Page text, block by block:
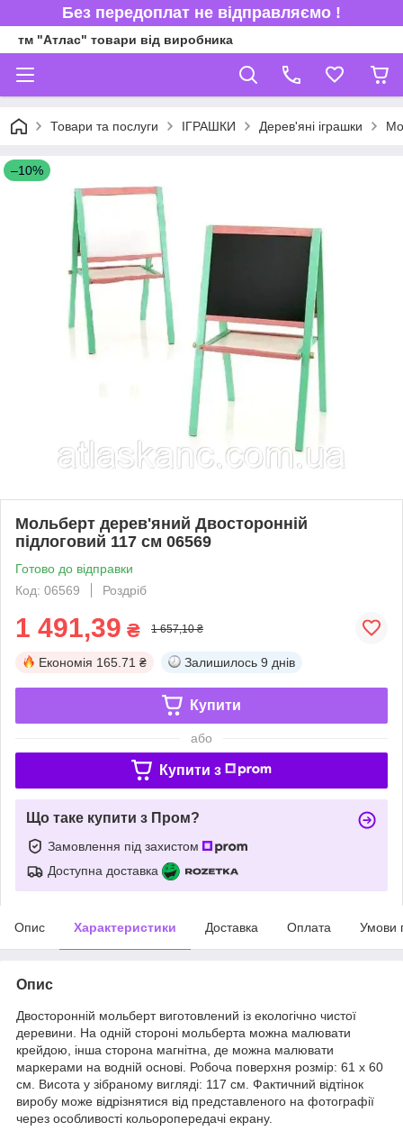
Без передоплат не відправляємо !
тм "Атлас" товари від виробника
Товари та послуги ІГРАШКИ Дерев'яні іграшки
–10%
Мольберт дерев'яний Двосторонній
підлоговий 117 см 06569
Готово до відправки
Код: 06569
Роздріб
1 491,39 ₴ 1 657,10 ₴
Економія 165.71 ₴ Залишилось 9 днів
Купити
або
Купити з
Що таке купити з Пром?
Замовлення під захистом
Доступна доставка
Опис Характеристики Доставка Оплата Умови
Опис
Двосторонній мольберт виготовлений із екологічно чистої
деревини. На одній стороні мольберта можна малювати
крейдою, інша сторона магнітна, де можна малювати
маркерами на водній основі. Робоча поверхня розмір: 61 х 60
см. Висота у зібраному вигляді: 117 см. Фактичний відтінок
виробу може відрізнятися від представленого на фотографії
через особливості кольоропередачі екрану.